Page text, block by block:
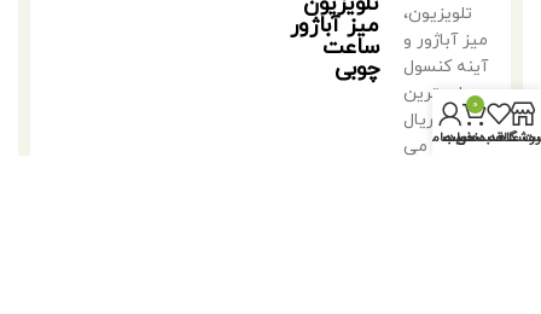
تلویزیون،
میز آباژور و
آینه کنسول
با بهترین
متریال
فعالیت می
میز آباژور
ساعت
چوبی
علاقه مندی ها
0
سبد خرید
حساب من